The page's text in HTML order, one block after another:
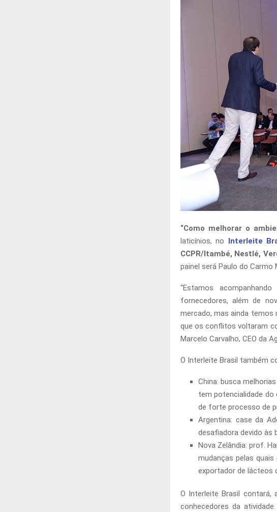
“Como melhorar o
laticínios, no Interleite
CCPR/Itambé, Nestlé,
painel será Paulo do Carmo
“Estamos
fornecedores, além de
mercado, mas ainda temos
que os conflitos voltaram
Marcelo Carvalho, CEO da
O Interleite Brasil também
China: busca
tem potencialidade
de forte processo de
Argentina: case da
desafiadora devido às
Nova Zelândia: prof.
mudanças pelas
exportador de lácteos
O Interleite Brasil contará,
conhecedores da